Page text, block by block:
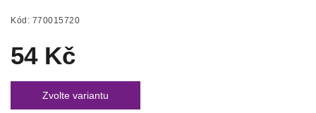
Kód: 770015720
54 Kč
Zvolte variantu